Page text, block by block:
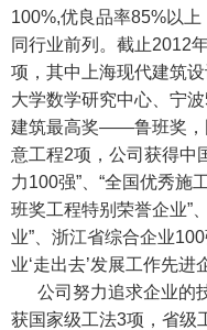
100%,优良品率85%以
同行业前列。截止2012
项，其中上海现代建筑
大学数学研究中心、宁
建筑最高奖——鲁班奖，
意工程2项，公司获得中
力100强”、“全国优秀施
班奖工程特别荣誉企业”
业”、浙江省综合企业
业‘走出去’发展工作先进
公司努力追求企业的
获国家级工法3项，省级